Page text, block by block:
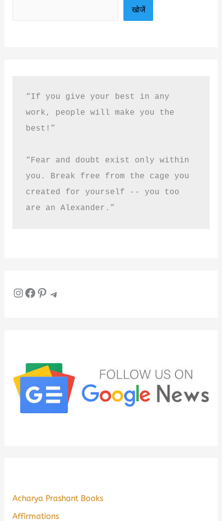
खोजें
“If you give your best in any
work, people will make you the
best!”
“Fear and doubt exist only within
you. Break free from the cage you
created for yourself -- you too
are an Alexander.”
InstagramFacebook Pinterest Telegram
Acharya Prashant Books
Affirmations